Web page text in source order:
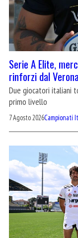
Serie A Elite,
rinforzi dal
Due giocatori italiani
primo livello
7 Agosto 2026Campionati